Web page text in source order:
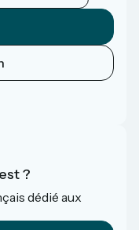
?
dédié aux